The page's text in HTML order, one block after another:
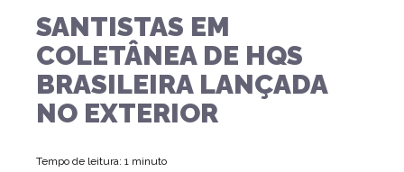
SANTISTAS EM
COLETÂNEA DE HQS
BRASILEIRA LANÇADA
NO EXTERIOR
Tempo de leitura: 1 minuto